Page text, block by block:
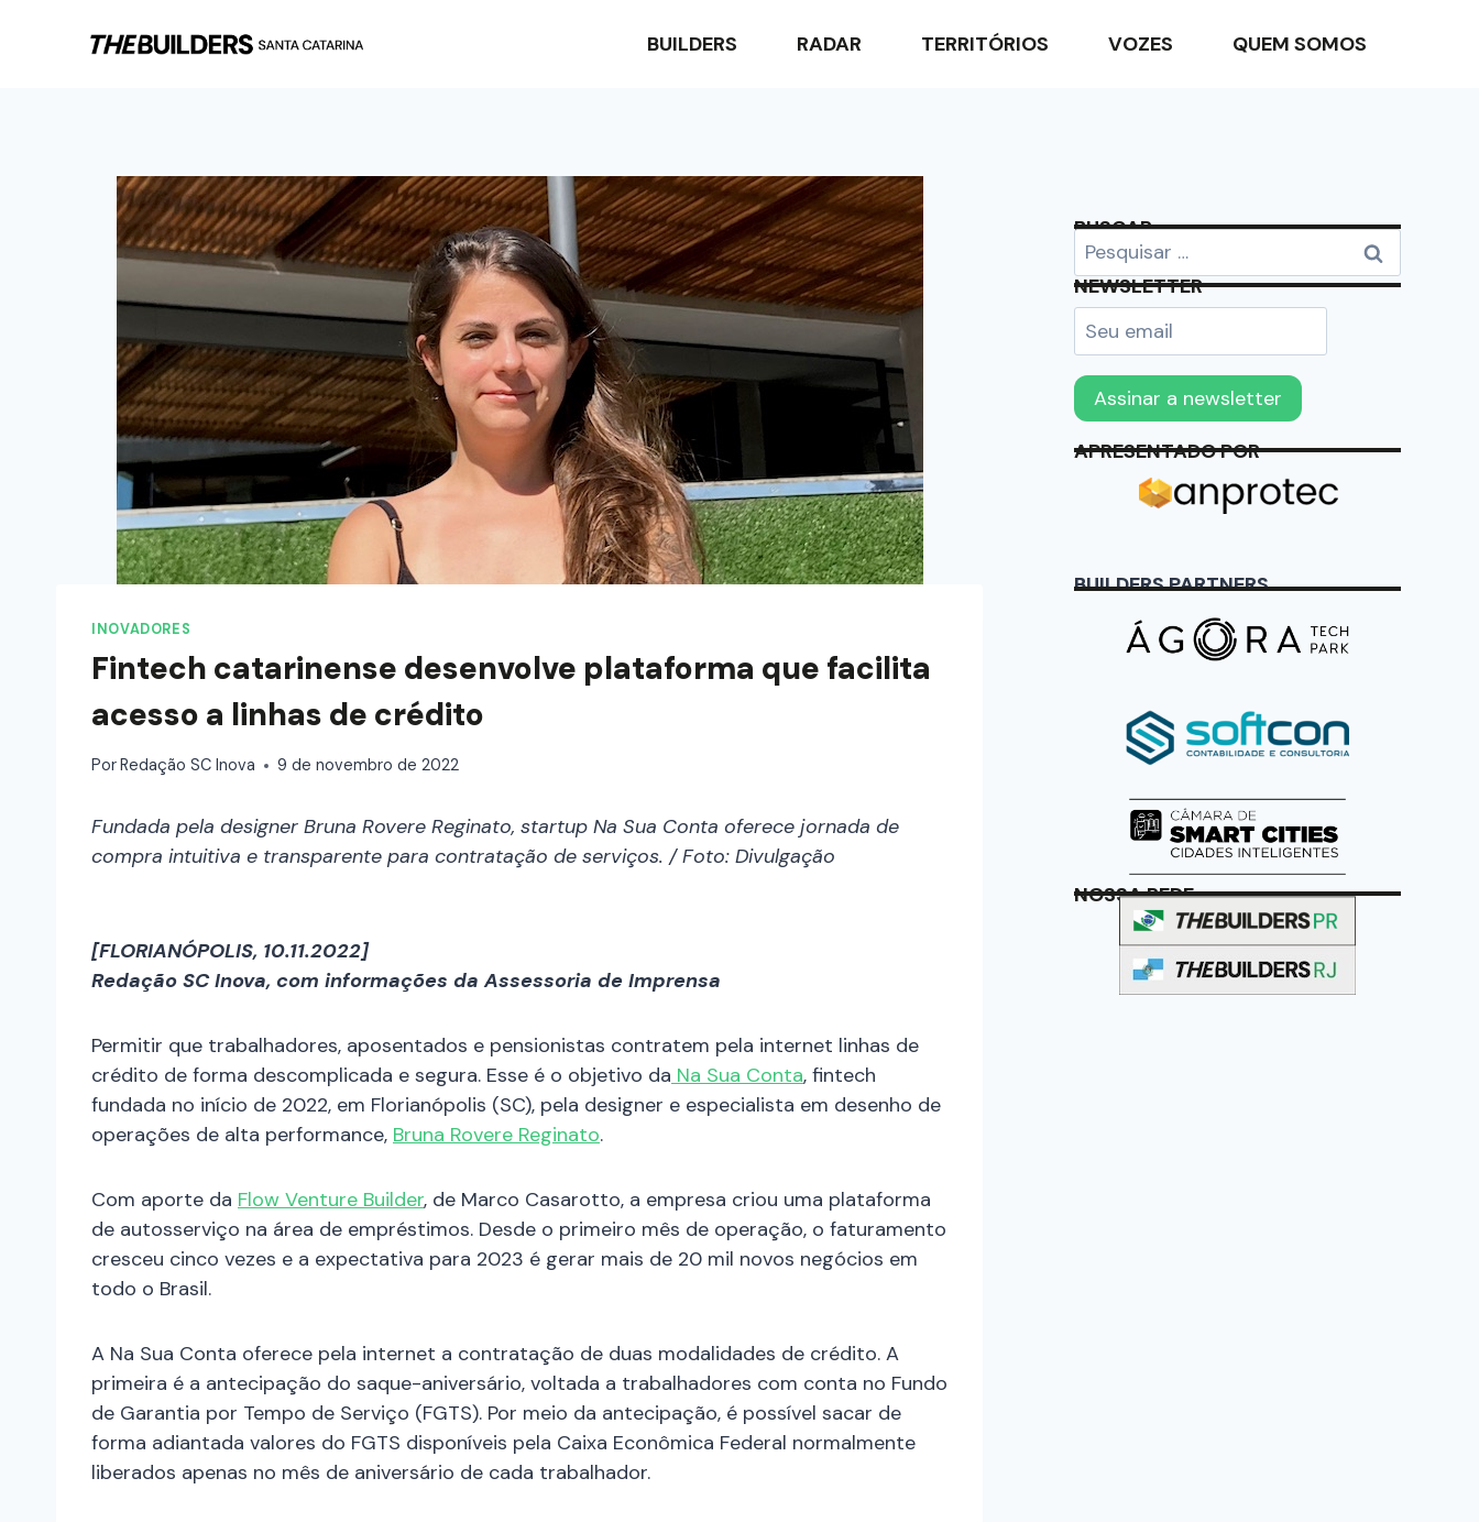
BUILDERS RADAR TERRITÓRIOS VOZES QUEM SOMOS
INOVADORES
Fintech catarinense desenvolve plataforma que facilita
acesso a linhas de crédito
PorRedação SC Inova 9 de novembro de 2022
Fundada pela designer Bruna Rovere Reginato, startup Na Sua Conta oferece jornada de
compra intuitiva e transparente para contratação de serviços. / Foto: Divulgação
[FLORIANÓPOLIS, 10.11.2022]
Redação SC Inova, com informações da Assessoria de Imprensa
Permitir que trabalhadores, aposentados e pensionistas contratem pela internet linhas de
crédito de forma descomplicada e segura. Esse é o objetivo da Na Sua Conta, fintech
fundada no início de 2022, em Florianópolis (SC), pela designer e especialista em desenho de
operações de alta performance, Bruna Rovere Reginato.
Com aporte da Flow Venture Builder, de Marco Casarotto, a empresa criou uma plataforma
de autosserviço na área de empréstimos. Desde o primeiro mês de operação, o faturamento
cresceu cinco vezes e a expectativa para 2023 é gerar mais de 20 mil novos negócios em
todo o Brasil.
A Na Sua Conta oferece pela internet a contratação de duas modalidades de crédito. A
primeira é a antecipação do saque-aniversário, voltada a trabalhadores com conta no Fundo
de Garantia por Tempo de Serviço (FGTS). Por meio da antecipação, é possível sacar de
forma adiantada valores do FGTS disponíveis pela Caixa Econômica Federal normalmente
liberados apenas no mês de aniversário de cada trabalhador.
BUSCAR
NEWSLETTER
APRESENTADO POR
BUILDERS PARTNERS
NOSSA REDE